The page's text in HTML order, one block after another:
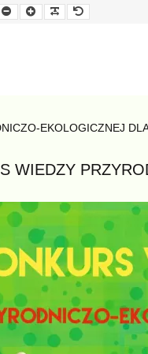
Mniejsza
czcionka
Większa
czcionka
Czytelna
czcionkaczcionka
EKOLOGICZNEJ
WIEDZY